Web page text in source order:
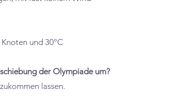
und 30°C
der Olympiade um?
lassen.